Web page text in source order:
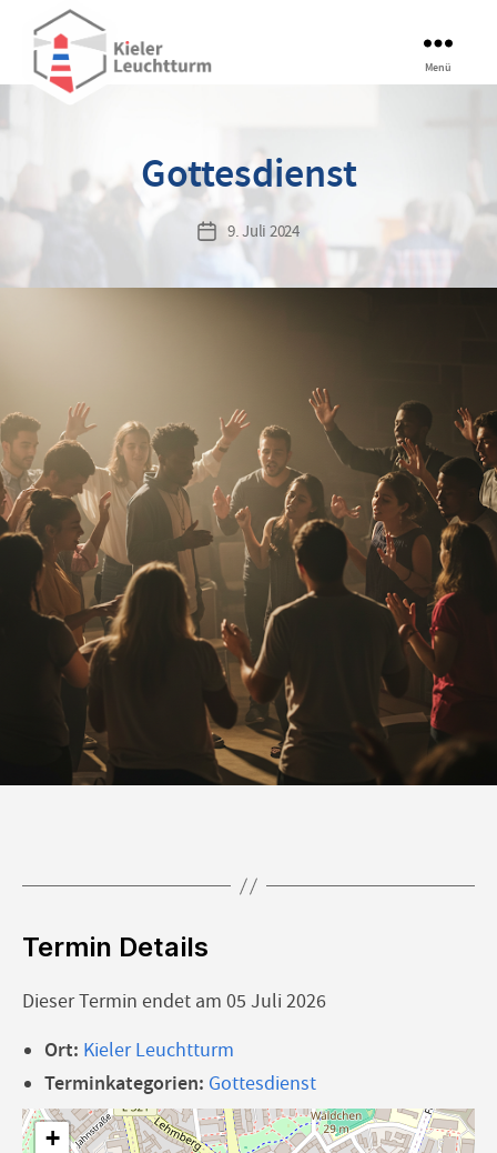
Kieler
Leuchtturm
Menü
Gottesdienst
Veröffentlichungsdatum
9. Juli 2024
Termin Details
Dieser Termin endet am 05 Juli 2026
Ort: Kieler Leuchtturm
Terminkategorien: Gottesdienst
+